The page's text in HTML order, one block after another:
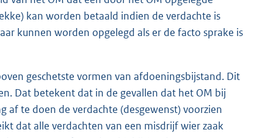
kan worden betaald indien de verdachte is
kunnen worden opgelegd als er de facto sprake is
geschetste vormen van afdoeningsbijstand. Dit
Dat betekent dat in de gevallen dat het OM bij
af te doen de verdachte (desgewenst) voorzien
dat alle verdachten van een misdrijf wier zaak